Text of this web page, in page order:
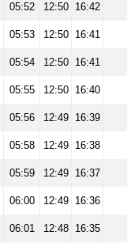
05:52 12:50 16:42
05:53 12:50 16:41
05:54 12:50 16:41
05:55 12:50 16:40
05:56 12:49 16:39
05:58 12:49 16:38
05:59 12:49 16:37
06:00 12:49 16:36
06:01 12:48 16:35